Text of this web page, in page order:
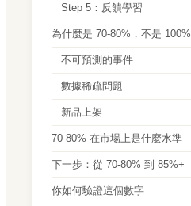
Step 5：反饋學習
為什麼是 70-80%，不是 100%
不可預測的事件
數據稀疏問題
新品上架
70-80% 在市場上是什麼水準
下一步：從 70-80% 到 85%+
你如何驗證這個數字